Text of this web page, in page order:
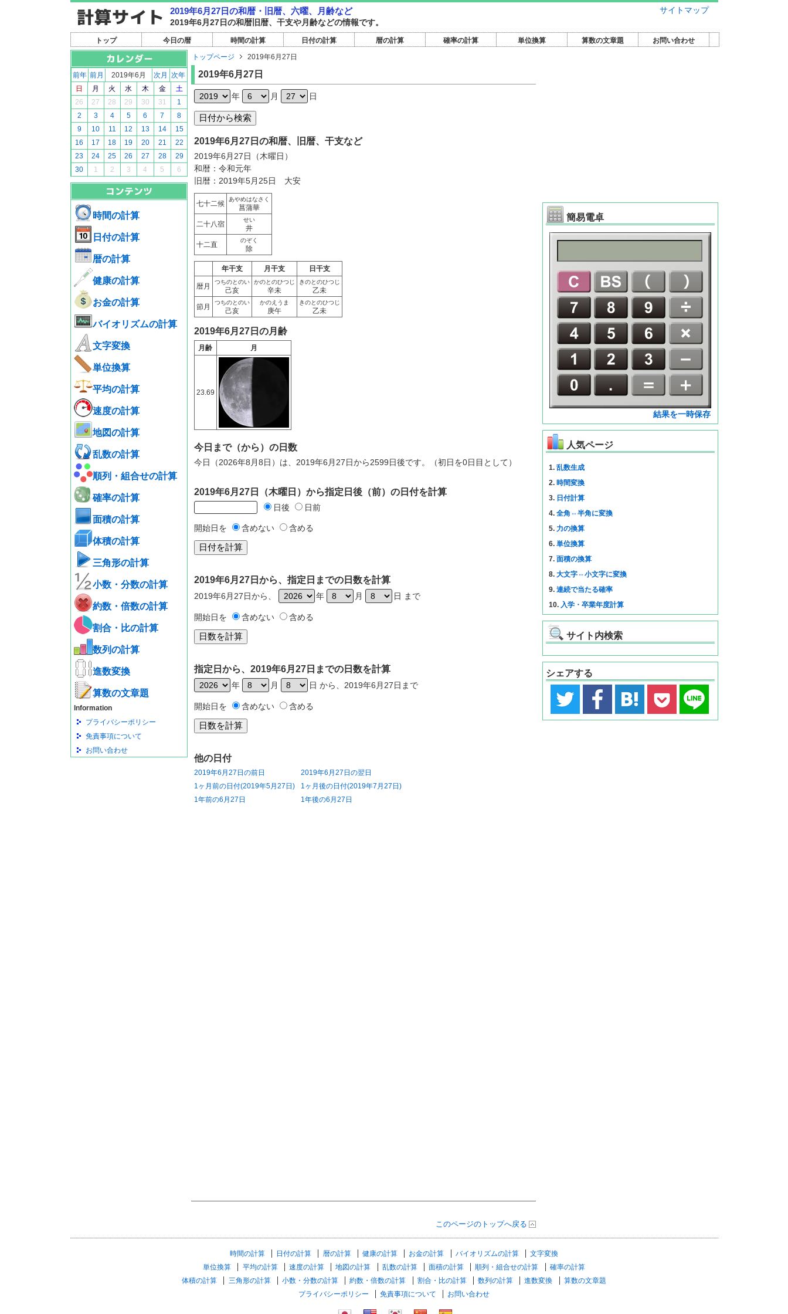
サイトマップ
2019年6月27日の和暦・旧暦、六曜、月齢など
2019年6月27日の和暦旧暦、干支や月齢などの情報です。
トップ 今日の暦 時間の計算 日付の計算 暦の計算 確率の計算 単位換算 算数の文章題 お問い合わせ
前年 前月 2019年6月 次月
次年
日
月 火 水 木 金
土
26
27 28 29 30 31
1
2
3 4 5 6 7
8
9
10 11 12 13 14
15
16
17 18 19 20 21
22
23
24 25 26 27 28
29
30
1 2 3 4 5 6
時間の計算
日付の計算
暦の計算
健康の計算
お金の計算
バイオリズムの計算
文字変換
単位換算
平均の計算
速度の計算
地図の計算
乱数の計算
順列・組合せの計算
確率の計算
面積の計算
体積の計算
三角形の計算
小数・分数の計算
約数・倍数の計算
割合・比の計算
数列の計算
進数変換
算数の文章題
Information
プライバシーポリシー
免責事項について
お問い合わせ
トップページ 2019年6月27日
2019年6月27日
年 月 日
2019年6月27日の和暦、旧暦、干支など
2019年6月27日（木曜日）
和暦：令和元年
旧暦：2019年5月25日 大安
七十二候
あやめはなさく
菖蒲華
二十八宿
せい
井
十二直
のぞく
除
年干支 月干支 日干支
暦月
つちのとのい
己亥
かのとのひつじ
辛未
きのとのひつじ
乙未
節月
つちのとのい
己亥
かのえうま
庚午
きのとのひつじ
乙未
2019年6月27日の月齢
月齢 月
23.69
今日まで（から）の日数
今日（2026年8月8日）は、2019年6月27日から2599日後です。（初日を0日目として）
2019年6月27日（木曜日）から指定日後（前）の日付を計算
日後 日前
開始日を 含めない 含める
2019年6月27日から、指定日までの日数を計算
2019年6月27日から、 年 月 日 まで
開始日を 含めない 含める
指定日から、2019年6月27日までの日数を計算
年 月 日 から、2019年6月27日まで
開始日を 含めない 含める
他の日付
2019年6月27日の前日
2019年6月27日の翌日
1ヶ月前の日付(2019年5月27日)
1ヶ月後の日付(2019年7月27日)
1年前の6月27日
1年後の6月27日
このページのトップへ戻る
簡易電卓
結果を一時保存
人気ページ
1. 乱数生成
2. 時間変換
3. 日付計算
4. 全角⇔半角に変換
5. 力の換算
6. 単位換算
7. 面積の換算
8. 大文字⇔小文字に変換
9. 連続で当たる確率
10. 入学・卒業年度計算
サイト内検索
シェアする
時間の計算 日付の計算 暦の計算 健康の計算 お金の計算 バイオリズムの計算
文字変換
単位換算
平均の計算 速度の計算 地図の計算 乱数の計算 面積の計算 順列・組合せの計算
確率の計算
体積の計算
三角形の計算 小数・分数の計算 約数・倍数の計算 割合・比の計算 数列の計算 進数変換
算数の文章題
プライバシーポリシー
免責事項について お問い合わせ